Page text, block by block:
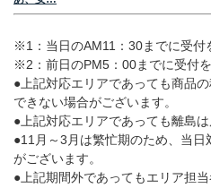
※1：当日のAM11：30までに受付
※2：前日のPM5：00までに受付
●上記対応エリアであっても商品
できない場合がございます。
●上記対応エリアであっても離島
●11月～3月は繁忙期のため、当
がございます。
●上記期間外であってもエリア担